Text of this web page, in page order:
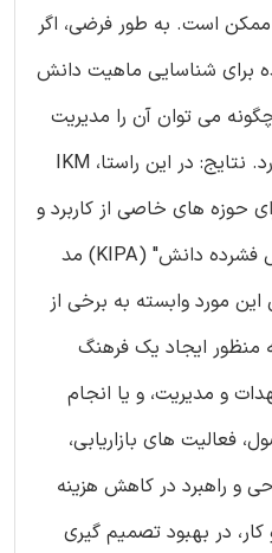
است. به طور فرضی، اگر
برای شناسایی ماهیت دانش
می توان آن را مدیریت
کرد و اهداف آن را به دست آورد. نتایج: در این راستا، IKM
حوزه های خاصی از کاربرد و
اهداف براساس " عمل پردازش فشرده دانش" (KIPA) مد
مورد وابسته به برخی از
ایجاد یک فرهنگ
و مدیریت، و یا انجام
فعالیت های بازاریابی،
و راهبرد در کاهش هزینه
در بهبود تصمیم گیری